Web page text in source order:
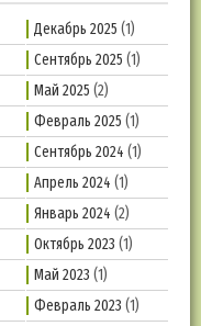
Декабрь 2025 (1)
Сентябрь 2025 (1)
Май 2025 (2)
Февраль 2025 (1)
Сентябрь 2024 (1)
Апрель 2024 (1)
Январь 2024 (2)
Октябрь 2023 (1)
Май 2023 (1)
Февраль 2023 (1)